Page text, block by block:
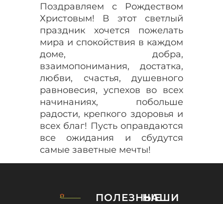
Поздравляем с Рождеством
Христовым! В этот светлый
праздник хочется пожелать
мира и спокойствия в каждом
доме, добра,
взаимопонимания, достатка,
любви, счастья, душевного
равновесия, успехов во всех
начинаниях, побольше
радости, крепкого здоровья и
всех благ! Пусть оправдаются
все ожидания и сбудутся
самые заветные мечты!
ПОЛЕЗНЫЕ
НАШИ